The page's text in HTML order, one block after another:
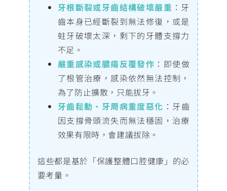
牙根斷裂或牙齒結構破壞嚴重 ：牙
齒本身已經斷裂到無法修復，或是
蛀牙破壞太深，剩下的牙體支撐力
不足。
嚴重感染或膿瘍反覆發作 ：即使做
了根管治療，感染依然無法控制，
為了防止擴散，只能拔牙。
牙齒鬆動、牙周病重度惡化 ：牙齒
因支撐骨頭流失而無法穩固，治療
效果有限時，會建議拔除。
這些都是基於「保護整體口腔健康」的必
要考量。